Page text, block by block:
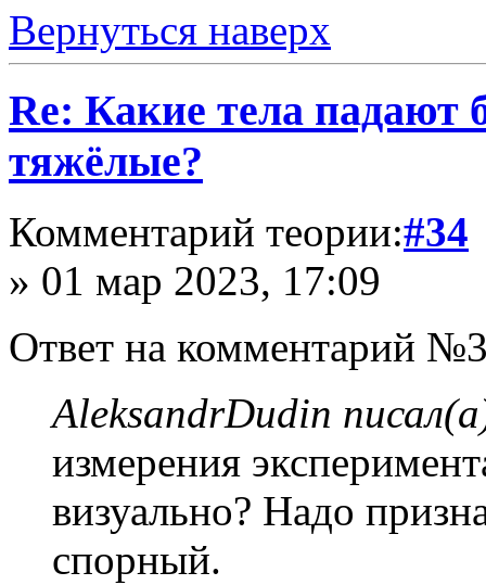
Вернуться наверх
Re: Какие тела падают
тяжёлые?
Комментарий теории:#34
» 01 мар 2023, 17:09
Ответ на комментарий
AleksandrDudin
измерения
визуально? Надо
спорный.